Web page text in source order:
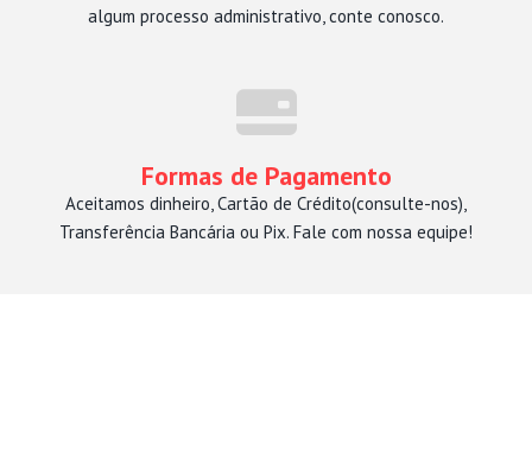
algum processo administrativo, conte conosco.
Formas de Pagamento
Aceitamos dinheiro, Cartão de Crédito(consulte-nos),
Transferência Bancária ou Pix. Fale com nossa equipe!